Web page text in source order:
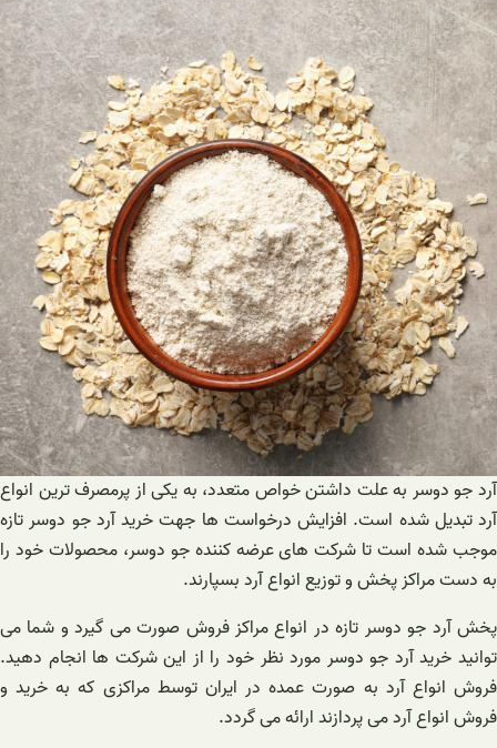
آرد جو دوسر به علت داشتن خواص متعدد، به یکی از پرمصرف ترین انواع
آرد تبدیل شده است. افزایش درخواست ها جهت خرید آرد جو دوسر تازه
موجب شده است تا شرکت های عرضه کننده جو دوسر، محصولات خود را
به دست مراکز پخش و توزیع انواع آرد بسپارند.
پخش آرد جو دوسر تازه در انواع مراکز فروش صورت می گیرد و شما می
توانید خرید آرد جو دوسر مورد نظر خود را از این شرکت ها انجام دهید.
فروش انواع آرد به صورت عمده در ایران توسط مراکزی که به خرید و
فروش انواع آرد می پردازند ارائه می گردد.